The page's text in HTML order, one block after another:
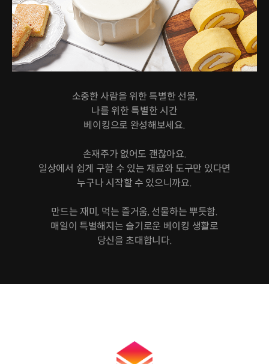
소중한 사람을 위한 특별한 선물,
나를 위한 특별한 시간
베이킹으로 완성해보세요.
손재주가 없어도 괜찮아요.
일상에서 쉽게 구할 수 있는 재료와 도구만 있다면
누구나 시작할 수 있으니까요.
만드는 재미, 먹는 즐거움, 선물하는 뿌듯함.
매일이 특별해지는 슬기로운 베이킹 생활로
당신을 초대합니다.